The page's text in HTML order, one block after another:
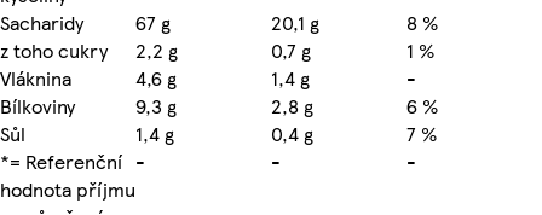
Sacharidy 67 g 20,1 g
8 %
z toho cukry
2,2 g 0,7 g
1 %
Vláknina
4,6 g 1,4 g
-
Bílkoviny
9,3 g 2,8 g
6 %
Sůl
1,4 g 0,4 g
7 %
*= Referenční
hodnota příjmu
- - -